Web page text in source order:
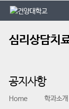
본문 바로가기
대메뉴 바로가기
심리상담치
공지사항
Home 학과소개